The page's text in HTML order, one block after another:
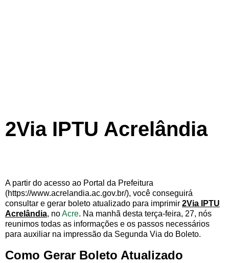
2Via IPTU Acrelândia
A partir do acesso ao Portal da Prefeitura
(https://www.acrelandia.ac.gov.br/), você conseguirá
consultar e gerar boleto atualizado para imprimir 2Via IPTU
Acrelândia, noAcre. Na manhã desta terça-feira, 27, nós
reunimos todas as informações e os passos necessários
para auxiliar na impressão da Segunda Via do Boleto.
Como Gerar Boleto Atualizado